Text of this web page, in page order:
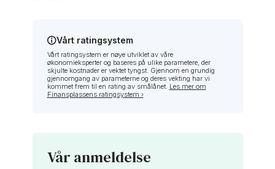
Vårt ratingsystem
Vårt ratingsystem er nøye utviklet av våre
økonomieksperter og baseres på ulike parametere, der
skjulte kostnader er vektet tyngst. Gjennom en grundig
gjennomgang av parameterne og deres vekting har vi
kommet frem til en rating av smålånet. Les mer om
Finansplassens ratingsystem ›
Vår anmeldelse